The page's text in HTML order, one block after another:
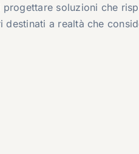
soluzioni che
a realtà che